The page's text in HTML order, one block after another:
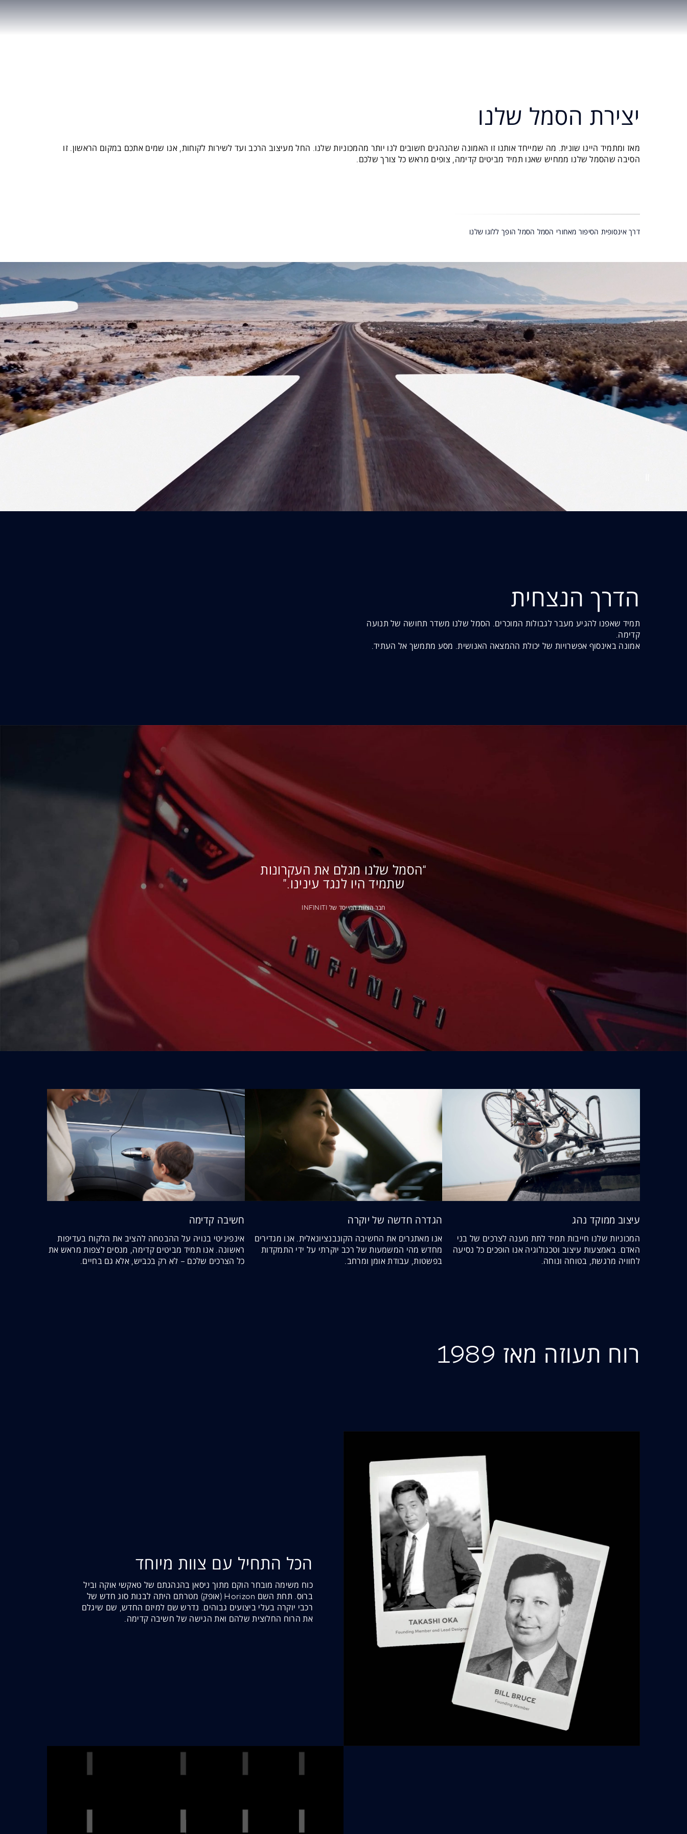
יצירת הסמל שלנו
מאז ומתמיד היינו שונית. מה שמייחד אותנו זו האמונה שהנהגים חשובים לנו יותר מהמכוניות שלנו. החל מעיצוב הרכב ועד לשירות לקוחות, אנו שמים אתכם במקום הראשון. זו
הסיבה שהסמל שלנו ממחיש שאנו תמיד מביטים קדימה, צופים מראש כל צורך שלכם.
דרך אינסופית הסיפור מאחורי הסמל הסמל הופך ללוגו שלנו
הדרך הנצחית
תמיד שאפנו להגיע מעבר לגבולות המוכרים. הסמל שלנו משדר תחושה של תנועה
קדימה.
אמונה באינסוף אפשרויות של יכולת ההמצאה האנושית. מסע מתמשך אל העתיד.
“הסמל שלנו מגלם את העקרונות
שתמיד היו לנגד עינינו.”
חבר הצוות המייסד של INFINITI
עיצוב ממוקד נהג
המכוניות שלנו חייבות תמיד לתת מענה לצרכים של בני
האדם. באמצעות עיצוב וטכנולוגיה אנו הופכים כל נסיעה
לחוויה מרגשת, בטוחה ונוחה.
הגדרה חדשה של יוקרה
אנו מאתגרים את החשיבה הקונבנציונאלית. אנו מגדירים
מחדש מהי המשמעות של רכב יוקרתי על ידי התמקדות
בפשטות, עבודת אומן ומרחב.
חשיבה קדימה
אינפיניטי בנויה על ההבטחה להציב את הלקוח בעדיפות
ראשונה. אנו תמיד מביטים קדימה, מנסים לצפות מראש את
כל הצרכים שלכם – לא רק בכביש, אלא גם בחיים.
רוח תעוזה מאז 1989
הכל התחיל עם צוות מיוחד
כוח משימה מובחר הוקם מתוך ניסאן בהנהגתם של טאקשי אוקה וביל
ברוס. תחת השם Horizon (אופק) מטרתם היתה לבנות סוג חדש של
רכבי יוקרה בעלי ביצועים גבוהים. נדרש שם למיזם החדש, שם שיגלם
את הרוח החלוצית שלהם ואת הגישה של חשיבה קדימה.